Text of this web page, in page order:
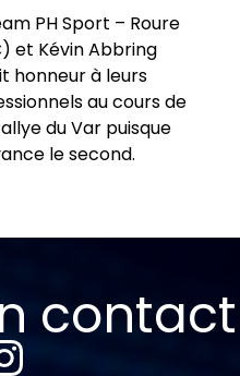
PH Sport – Roure
et Kévin Abbring
honneur à leurs
au cours de
du Var puisque
le second.
contact